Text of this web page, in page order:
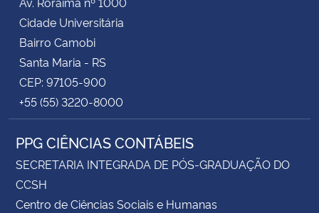
Cidade Universitária
Bairro Camobi
Santa Maria - RS
CEP: 97105-900
+55 (55) 3220-8000
PPG CIÊNCIAS CONTÁBEIS
SECRETARIA INTEGRADA DE PÓS-GRADUAÇÃO DO
CCSH
Centro de Ciências Sociais e Humanas